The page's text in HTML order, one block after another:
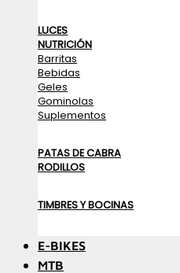
LUCES
NUTRICIÓN
Barritas
Bebidas
Geles
Gominolas
Suplementos
PATAS DE CABRA
RODILLOS
TIMBRES Y BOCINAS
E-BIKES
MTB